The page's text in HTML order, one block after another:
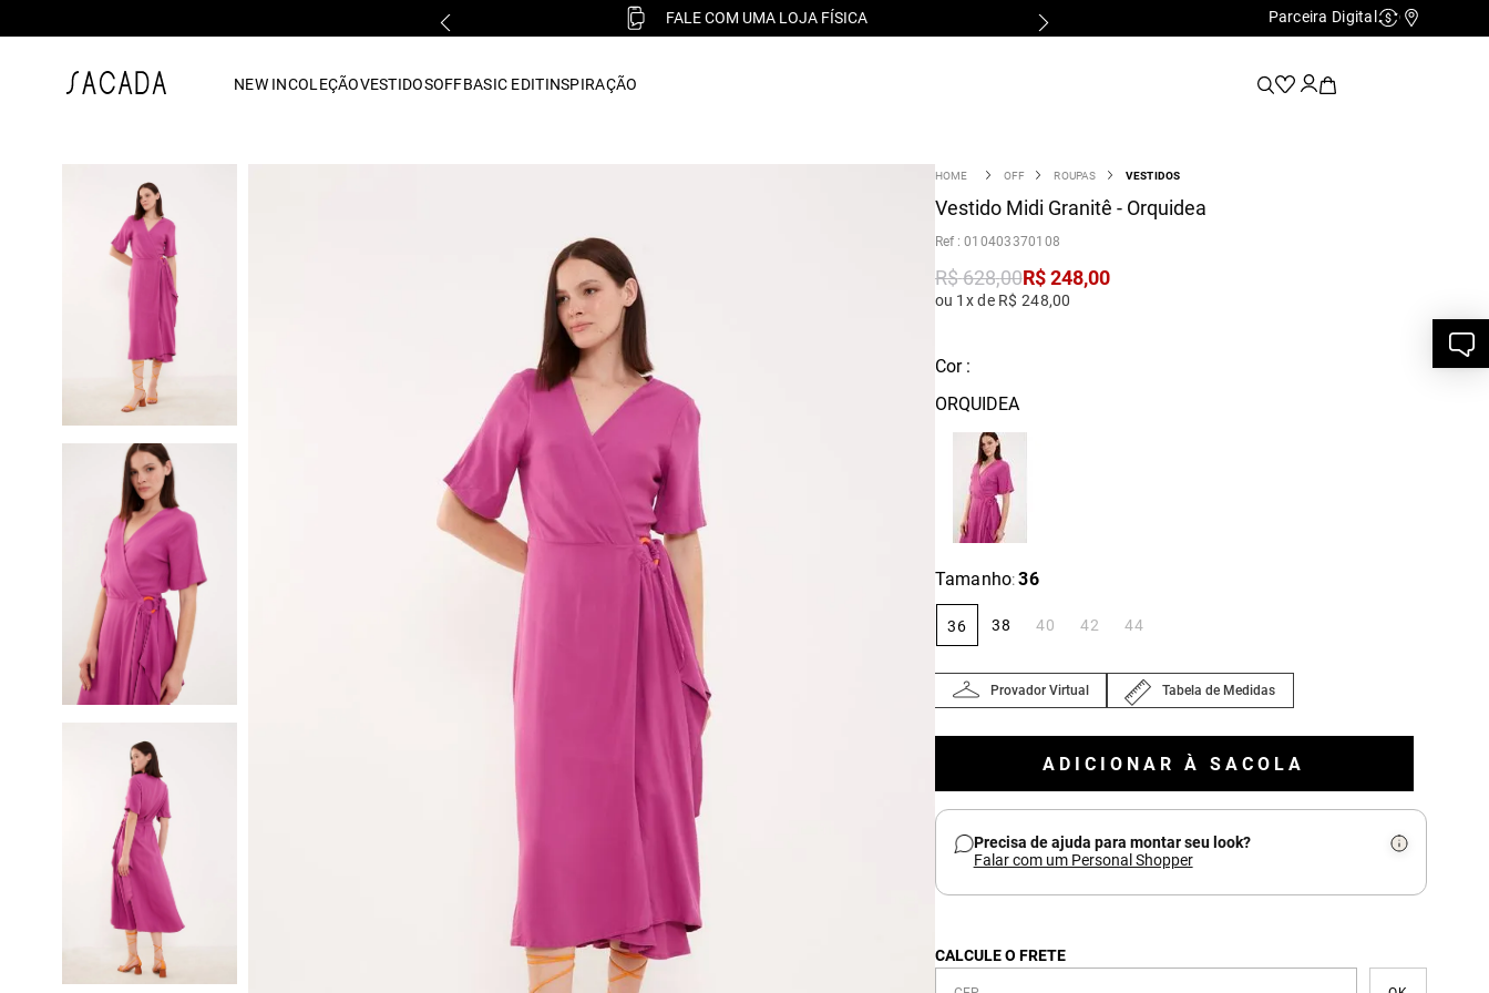
FALE COM UMA LOJA FÍSICA Parceira Digital Cashback
NEW INCOLEÇÃOVESTIDOSOFFBASIC EDITINSPIRAÇÃO
OFF ROUPAS VESTIDOS
Vestido Midi Granitê - Orquidea
:010403370108
R$628,00R$ 248,00
ou 1x de R$ 248,00
Cor :
ORQUIDEA
Tamanho: 36
36 38 40 42 44
Provador Virtual Tabela de Medidas
ADICIONAR À SACOLA
Precisa de ajuda para montar seu look?
Falar com um Personal Shopper
CALCULE O FRETE
vestido midi